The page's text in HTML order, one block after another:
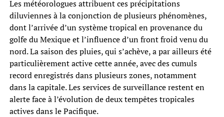
Les météorologues attribuent ces précipitations
diluviennes à la conjonction de plusieurs phénomènes,
dont l’arrivée d’un système tropical en provenance du
golfe du Mexique et l’influence d’un front froid venu du
nord. La saison des pluies, qui s’achève, a par ailleurs été
particulièrement active cette année, avec des cumuls
record enregistrés dans plusieurs zones, notamment
dans la capitale. Les services de surveillance restent en
alerte face à l’évolution de deux tempêtes tropicales
actives dans le Pacifique.